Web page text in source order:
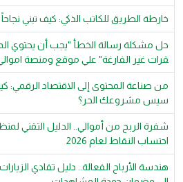
خارطة الطريق للكاتب الذكي: كيف تبني
حل مشكلة رسالة الخطأ "يجب أن يحتوي
قرات غير الفارغة" علي موقع ومنصة
من صناعة المحتوى إلى الاقتصاد الرقمي:
سيس مشروعك الحر؟
شفرة الربح من أموالي.. الدليل التقني
احتساب النقاط لعام 2026
هندسة الأرباح الفعالة.. دليل تفادي